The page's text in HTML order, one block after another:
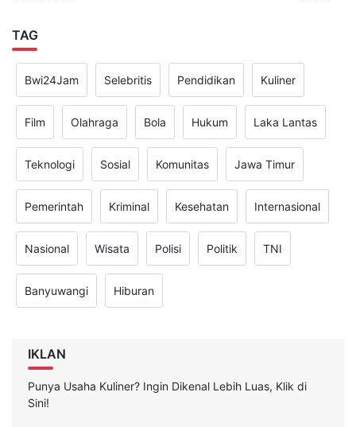
TAG
Bwi24Jam Selebritis Pendidikan Kuliner
Film Olahraga Bola Hukum Laka Lantas
Teknologi Sosial Komunitas Jawa Timur
Pemerintah Kriminal Kesehatan Internasional
Nasional Wisata Polisi Politik TNI
Banyuwangi Hiburan
IKLAN
Punya Usaha Kuliner? Ingin Dikenal Lebih Luas, Klik di
Sini!